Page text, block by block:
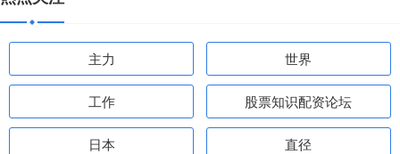
主力 世界
工作 股票知识配资论坛
日本 直径